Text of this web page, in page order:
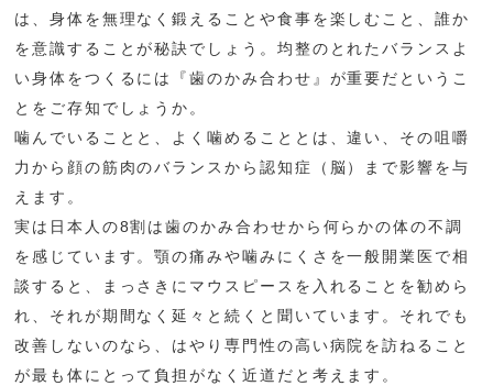
は、身体を無理なく鍛えることや食事を楽しむこと、誰か
を意識することが秘訣でしょう。均整のとれたバランスよ
い身体をつくるには『歯のかみ合わせ』が重要だというこ
とをご存知でしょうか。
噛んでいることと、よく噛めることとは、違い、その咀嚼
力から顔の筋肉のバランスから認知症（脳）まで影響を与
えます。
実は日本人の8割は歯のかみ合わせから何らかの体の不調
を感じています。顎の痛みや噛みにくさを一般開業医で相
談すると、まっさきにマウスピースを入れることを勧めら
れ、それが期間なく延々と続くと聞いています。それでも
改善しないのなら、はやり専門性の高い病院を訪ねること
が最も体にとって負担がなく近道だと考えます。